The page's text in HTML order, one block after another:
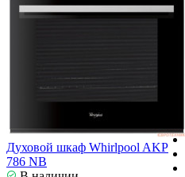
Духовой шкаф Whirlpool AKP
786 NB